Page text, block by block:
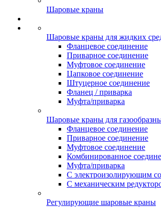
Шаровые краны
Шаровые краны для жидких
Фланцевое соединение
Приварное соединение
Муфтовое соединение
Цапковое соединение
Штуцерное соединение
Фланец / приварка
Муфта/приварка
Шаровые краны для
Фланцевое соединение
Приварное соединение
Муфтовое соединение
Комбинированное
Муфта/приварка
С электроизолирующим
С механическим
Регулирующие шаровые краны